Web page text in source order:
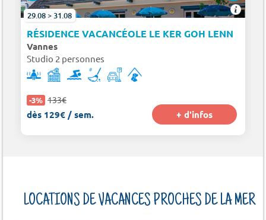
29.08 > 31.08
RÉSIDENCE VACANCÉOLE LE KER GOH LENN
Vannes
Studio 2 personnes
-3% 133€
dès 129€ / sem. + d'infos
LOCATIONS DE VACANCES PROCHES DE LA MER